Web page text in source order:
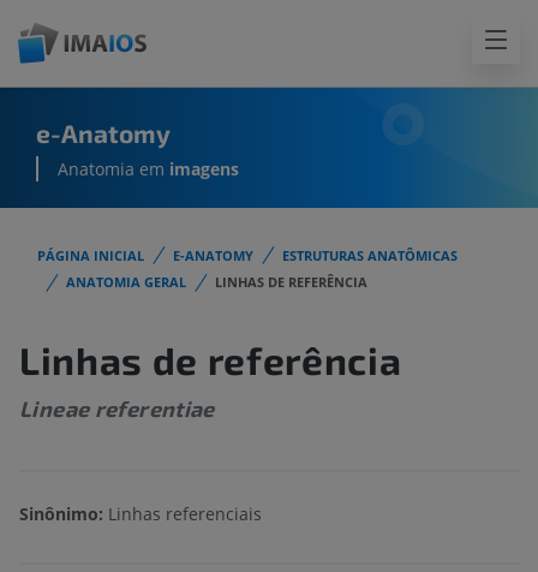
e-Anatomy
Anatomia em imagens
PÁGINA INICIAL E-ANATOMY
ESTRUTURAS ANATÔMICAS
ANATOMIA GERAL
LINHAS DE REFERÊNCIA
Linhas de referência
Lineae referentiae
Sinônimo: Linhas referenciais